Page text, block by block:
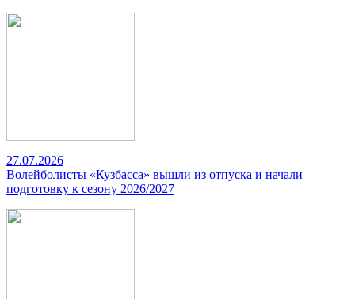
27.07.2026
Волейболисты «Кузбасса» вышли из отпуска и начали
подготовку к сезону 2026/2027